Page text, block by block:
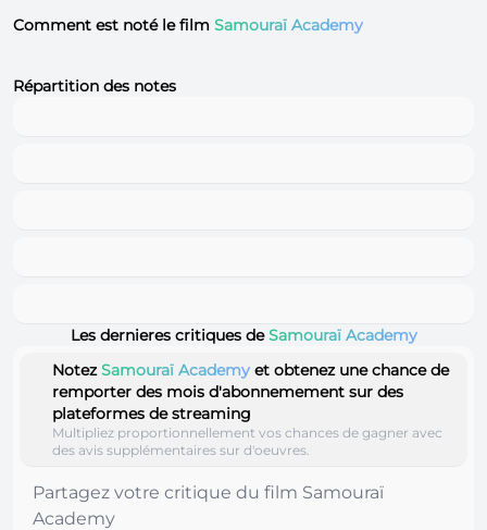
Comment est noté le film Samouraï Academy
Répartition des notes
Les dernieres critiques deSamouraï Academy
NotezSamouraï Academy et obtenez une chance de
remporter des mois d'abonnemement sur des
plateformes de streaming
Multipliez proportionnellement vos chances de gagner avec
des avis supplémentaires sur d'oeuvres.